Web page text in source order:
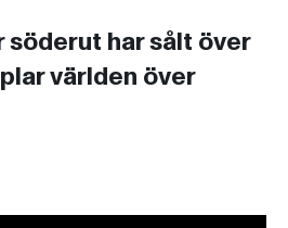
söderut har sålt över
världen över